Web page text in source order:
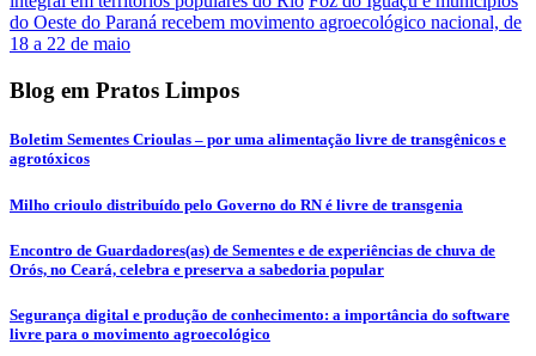
do Oeste do Paraná recebem movimento agroecológico nacional, de
18 a 22 de maio
Blog em Pratos Limpos
Boletim Sementes Crioulas – por uma alimentação livre de transgênicos e
agrotóxicos
Milho crioulo distribuído pelo Governo do RN é livre de transgenia
Encontro de Guardadores(as) de Sementes e de experiências de chuva de
Orós, no Ceará, celebra e preserva a sabedoria popular
Segurança digital e produção de conhecimento: a importância do software
livre para o movimento agroecológico